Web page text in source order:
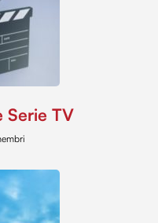
Serie TV